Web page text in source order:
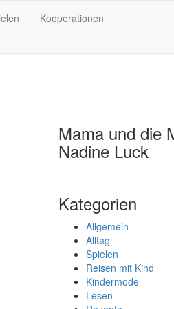
Kooperationen
Mama und die
Nadine Luck
Kategorien
Allgemein
Alltag
Spielen
Reisen mit Kind
Kindermode
Lesen